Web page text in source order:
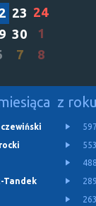
23 24
30
1
7 8
z
Tandek